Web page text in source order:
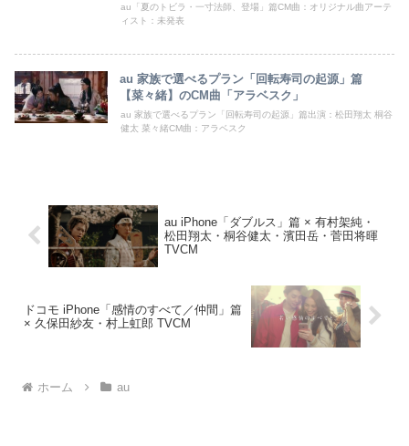
au「夏のトビラ・一寸法師、登場」篇CM曲：オリジナル曲アーテ
ィスト：未発表
au 家族で選べるプラン「回転寿司の起源」篇
【菜々緒】のCM曲「アラベスク」
au 家族で選べるプラン「回転寿司の起源」篇出演：松田翔太 桐谷
健太 菜々緒CM曲：アラベスク
au iPhone「ダブルス」篇 × 有村架純・
松田翔太・桐谷健太・濱田岳・菅田将暉
TVCM
ドコモ iPhone「感情のすべて／仲間」篇
× 久保田紗友・村上虹郎 TVCM
ホーム au